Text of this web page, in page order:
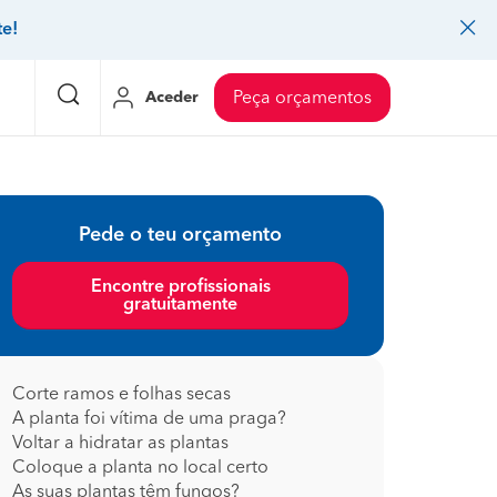
Mudanças
Decoração de interiores
Controlo de pragas
Faz tudo
Gesso cartonado
Jardinagem
Carpintaria e marcenaria
Pintura
Canalização
Limpeza
Preço Instalação de painel sandwich
Preço Arquitetos
Preço Controlo de pragas
Preço Coberturas e telhados
Aceder Peça orçamentos
Pede o teu orçamento
Encontre profissionais
gratuitamente
Corte ramos e folhas secas
A planta foi vítima de uma praga?
Voltar a hidratar as plantas
Coloque a planta no local certo
As suas plantas têm fungos?